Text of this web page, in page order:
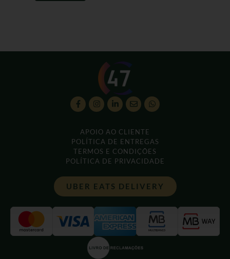
APOIO AO CLIENTE
POLÍTICA DE ENTREGAS
TERMOS E CONDIÇÕES
POLÍTICA DE PRIVACIDADE
UBER EATS DELIVERY